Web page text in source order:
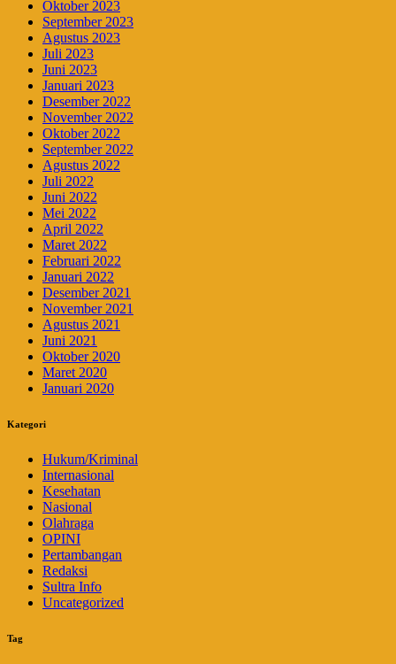
Oktober 2023
September 2023
Agustus 2023
Juli 2023
Juni 2023
Januari 2023
Desember 2022
November 2022
Oktober 2022
September 2022
Agustus 2022
Juli 2022
Juni 2022
Mei 2022
April 2022
Maret 2022
Februari 2022
Januari 2022
Desember 2021
November 2021
Agustus 2021
Juni 2021
Oktober 2020
Maret 2020
Januari 2020
Kategori
Hukum/Kriminal
Internasional
Kesehatan
Nasional
Olahraga
OPINI
Pertambangan
Redaksi
Sultra Info
Uncategorized
Tag